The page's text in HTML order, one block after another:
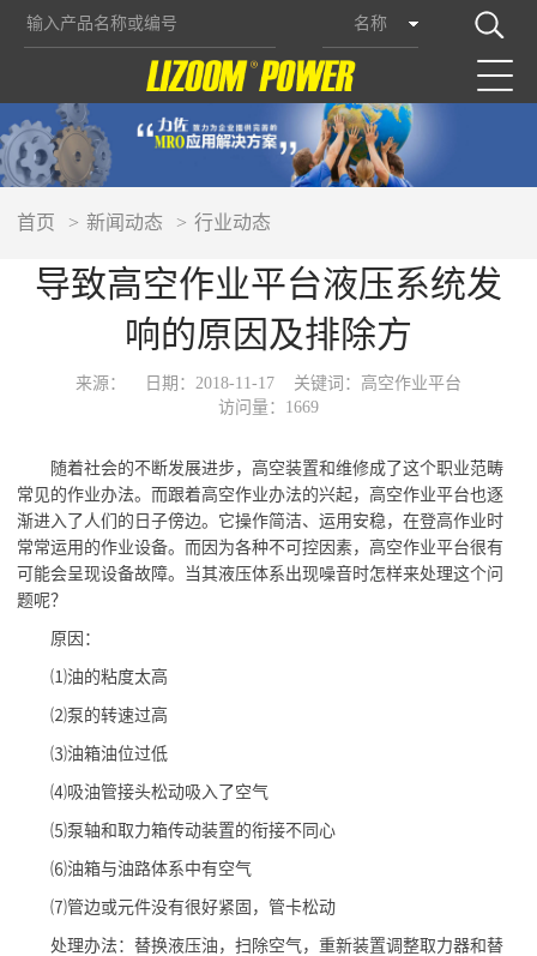
名称
首页 新闻动态 行业动态
导致高空作业平台液压系统发
响的原因及排除方
来源： 日期：2018-11-17
关键词：高空作业平台
访问量：1669
随着社会的不断发展进步，高空装置和维修成了这个职业范畴
常见的作业办法。而跟着高空作业办法的兴起，高空作业平台也逐
渐进入了人们的日子傍边。它操作简洁、运用安稳，在登高作业时
常常运用的作业设备。而因为各种不可控因素，高空作业平台很有
可能会呈现设备故障。当其液压体系出现噪音时怎样来处理这个问
题呢？
原因：
⑴油的粘度太高
⑵泵的转速过高
⑶油箱油位过低
⑷吸油管接头松动吸入了空气
⑸泵轴和取力箱传动装置的衔接不同心
⑹油箱与油路体系中有空气
⑺管边或元件没有很好紧固，管卡松动
处理办法：替换液压油，扫除空气，重新装置调整取力器和替